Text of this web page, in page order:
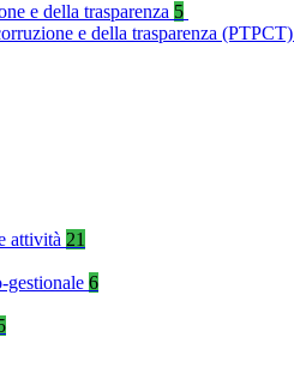
e della trasparenza 5
e della trasparenza (PTPCT)
attività 21
gestionale 6